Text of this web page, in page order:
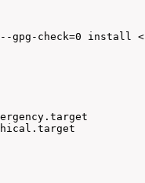
check=0 install